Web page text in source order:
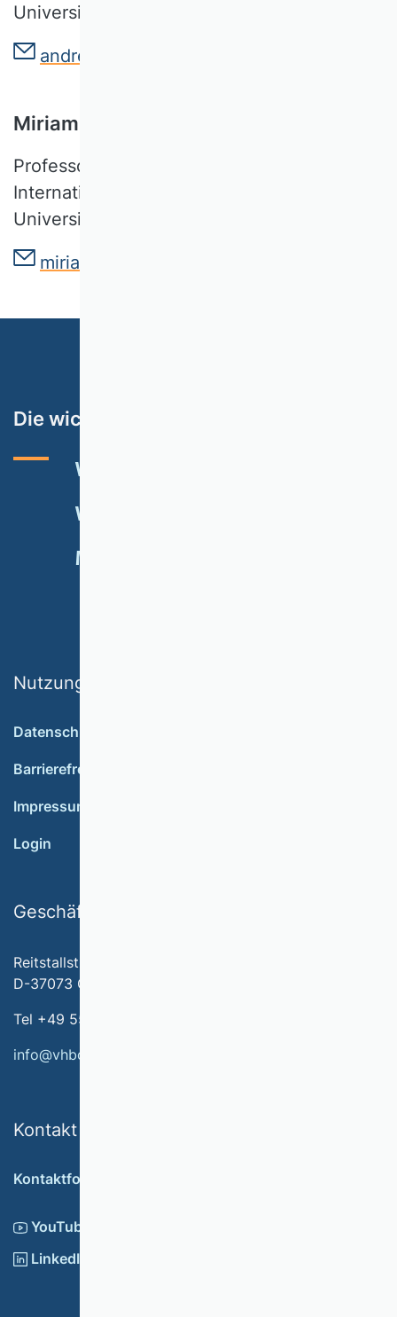
Universität Passau
andreas.koenig[at]uni-passau.de
Miriam Zschoche
Professorin für Strategisches und
Internationales Management
Universität Erfurt
miriam.zschoche[at]uni-erfurt.de
Die wichtigsten Themen
VHB-RATING 2024
VERANSTALTUNGEN
MITGLIED WERDEN
Nutzungsbedingungen
Datenschutz
Barrierefreiheit
Impressum
Login
Geschäftsstelle
Reitstallstr. 7
D-37073 Göttingen
Tel +49 551 79778-566
info@vhbonline.org
Kontakt
Kontaktformular
YouTube
LinkedIn